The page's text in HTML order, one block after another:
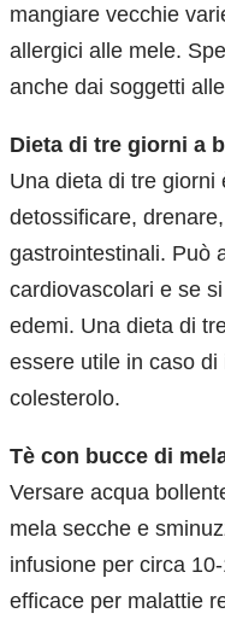
mangiare vecchie
allergici alle mele.
anche dai soggetti
Dieta di tre giorni a
Una dieta di tre giorni
detossificare,
gastrointestinali. Può
cardiovascolari e se
edemi. Una dieta di
essere utile in caso
colesterolo.
Tè con bucce di
Versare acqua
mela secche e
infusione per circa
efficace per malattie